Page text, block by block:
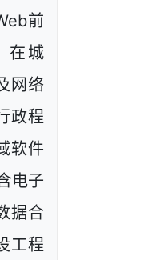
前
在城
网络
政程
软件
电子
据合
工程